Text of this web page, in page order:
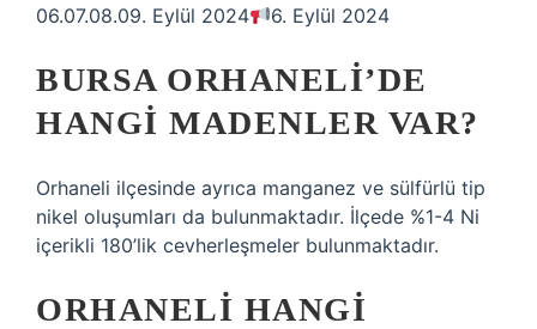
06.07.08.09. Eylül 2024
6. Eylül 2024
BURSA ORHANELI’DE
HANGI MADENLER VAR?
Orhaneli ilçesinde ayrıca manganez ve sülfürlü tip
nikel oluşumları da bulunmaktadır. İlçede %1-4 Ni
içerikli 180’lik cevherleşmeler bulunmaktadır.
ORHANELI HANGI